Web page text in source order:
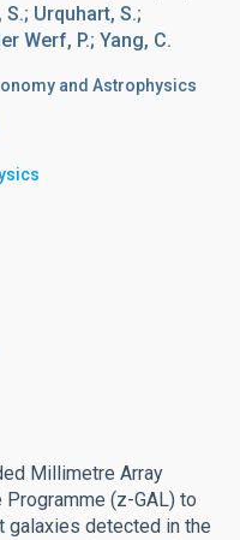
Urquhart, S.;
Werf, P.; Yang, C.
and Astrophysics
Millimetre Array
Programme (z-GAL) to
detected in the